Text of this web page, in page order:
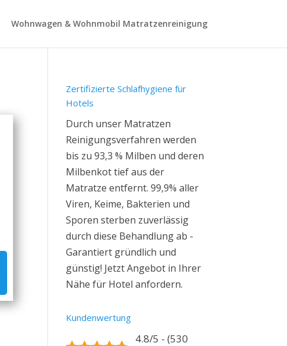
Wohnwagen & Wohnmobil Matratzenreinigung
Zertifizierte Schlafhygiene für
Hotels
Durch unser Matratzen
Reinigungsverfahren werden
bis zu 93,3 % Milben und deren
Milbenkot tief aus der
Matratze entfernt. 99,9% aller
Viren, Keime, Bakterien und
Sporen sterben zuverlässig
durch diese Behandlung ab -
Garantiert gründlich und
günstig! Jetzt Angebot in Ihrer
Nähe für Hotel anfordern.
Kundenwertung
4.8/5 - (530